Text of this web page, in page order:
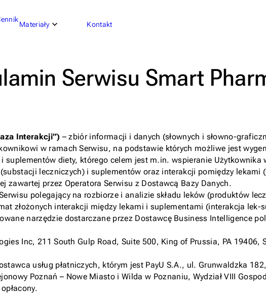
Materiały Kontakt
Serwisu Smart
Interakcji”) – zbiór informacji i danych (słownych i słowno-
w ramach Serwisu, na podstawie których możliwe jest
suplementów diety, którego celem jest m.in. wspieranie
leczniczych) i suplementów oraz interakcji pomiędzy
zawartej przez Operatora Serwisu z Dostawcą Bazy Danych.
polegający na rozbiorze i analizie składu leków (produktów
złożonych interakcji między lekami i suplementami (interakcja lek-
narzędzie dostarczane przez Dostawcę Business Intelligence
Inc, 211 South Gulp Road, Suite 500, King of Prussia, PA
usług płatniczych, którym jest PayU S.A., ul. Grunwaldzka
Poznań – Nowe Miasto i Wilda w Poznaniu, Wydział VIII